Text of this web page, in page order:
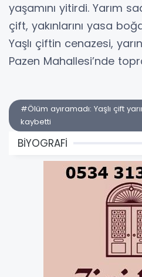
yaşamını yitirdi. Yarım
çift, yakınlarını yasa
Yaşlı çiftin cenazesi,
Pazen Mahallesi’nde
#Ölüm ayıramadı: Yaşlı çift
kaybetti
BİYOGRAFİ